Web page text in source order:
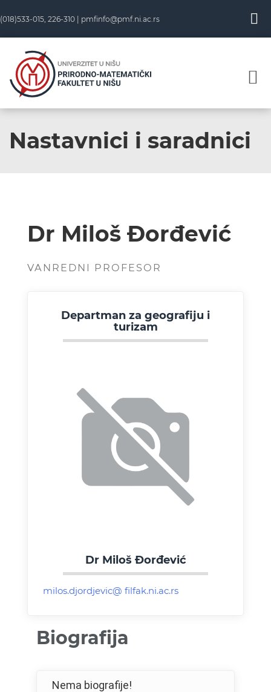
(018)533-015, 226-310 | pmfinfo@pmf.ni.ac.rs
Nastavnici i saradnici
Dr Miloš Đorđević
VANREDNI PROFESOR
Departman za geografiju i
turizam
Dr Miloš Đorđević
Biografija
Nema biografije!